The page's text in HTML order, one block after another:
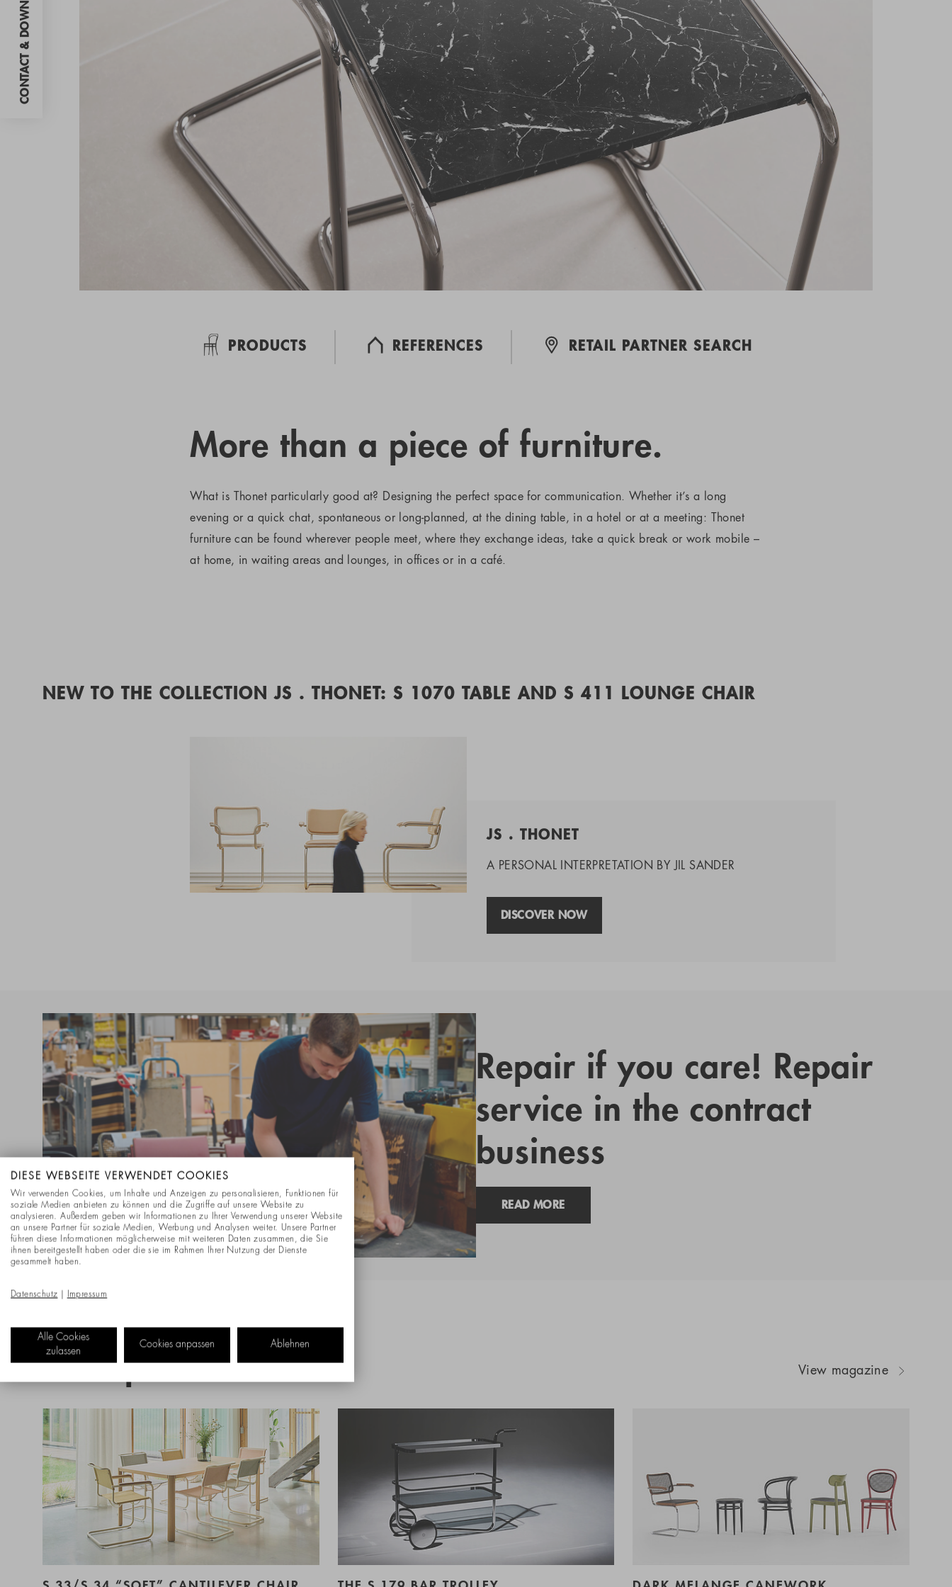
CONTACT & DOWNLOADS
PRODUCTS REFERENCES RETAIL PARTNER SEARCH
More than a piece of furniture.
What is Thonet particularly good at? Designing the perfect space for communication. Whether it’s a long
evening or a quick chat, spontaneous or long-planned, at the dining table, in a hotel or at a meeting: Thonet
furniture can be found wherever people meet, where they exchange ideas, take a quick break or work mobile –
at home, in waiting areas and lounges, in offices or in a café.
NEW TO THE COLLECTION JS . THONET: S 1070 TABLE AND S 411 LOUNGE CHAIR
JS . THONET
A PERSONAL INTERPRETATION BY JIL SANDER
DISCOVER NOW
Repair if you care! Repair
service in the contract
business
READ MORE
New products View magazine
DIESE WEBSEITE VERWENDET COOKIES
Wir verwenden Cookies, um Inhalte und Anzeigen zu personalisieren, Funktionen für
soziale Medien anbieten zu können und die Zugriffe auf unsere Website zu
analysieren. Außerdem geben wir Informationen zu Ihrer Verwendung unserer Website
an unsere Partner für soziale Medien, Werbung und Analysen weiter. Unsere Partner
führen diese Informationen möglicherweise mit weiteren Daten zusammen, die Sie
ihnen bereitgestellt haben oder die sie im Rahmen Ihrer Nutzung der Dienste
gesammelt haben.
Datenschutz Impressum
Alle Cookies
zulassen
Cookies anpassen Ablehnen